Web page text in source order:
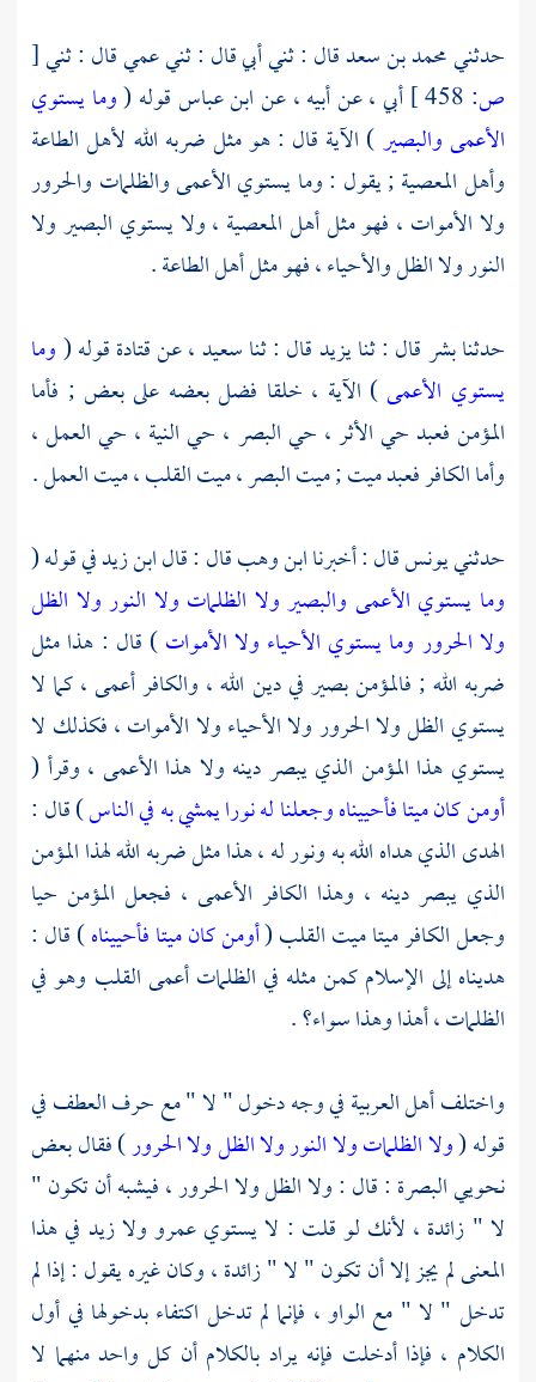
حدثنيمحمد بن سعدقال : ثني أبي قال : ثني عمي قال : ثني[
ص:
أبي ، عن أبيه ، عنابن عباسقوله (وما يستوي
الأعمى والبصير) الآية قال : هو مثل ضربه الله لأهل الطاعة
وأهل المعصية ; يقول : وما يستوي الأعمى والظلمات والحرور
ولا الأموات ، فهو مثل أهل المعصية ، ولا يستوي البصير ولا
النور ولا الظل والأحياء ، فهو مثل أهل الطاعة .
حدثنابشرقال : ثنايزيدقال : ثناسعيد ،عنقتادةقوله (وما
يستوي الأعمى) الآية ، خلقا فضل بعضه على بعض ; فأما
المؤمن فعبد حي الأثر ، حي البصر ، حي النية ، حي العمل ،
وأما الكافر فعبد ميت ; ميت البصر ، ميت القلب ، ميت العمل .
حدثنييونسقال : أخبرناابن وهبقال : قالابن زيدفي قوله (
وما يستوي الأعمى والبصير ولا الظلمات ولا النور ولا الظل
ولا الحرور وما يستوي الأحياء ولا الأموات) قال : هذا مثل
ضربه الله ; فالمؤمن بصير في دين الله ، والكافر أعمى ، كما لا
يستوي الظل ولا الحرور ولا الأحياء ولا الأموات ، فكذلك لا
يستوي هذا المؤمن الذي يبصر دينه ولا هذا الأعمى ، وقرأ (
أومن كان ميتا فأحييناه وجعلنا له نورا يمشي به في الناس) قال :
الهدى الذي هداه الله به ونور له ، هذا مثل ضربه الله لهذا المؤمن
الذي يبصر دينه ، وهذا الكافر الأعمى ، فجعل المؤمن حيا
وجعل الكافر ميتا ميت القلب (أومن كان ميتا فأحييناه) قال :
هديناه إلى الإسلام كمن مثله في الظلمات أعمى القلب وهو في
الظلمات ، أهذا وهذا سواء؟ .
واختلف أهل العربية في وجه دخول " لا " مع حرف العطف في
قوله (ولا الظلمات ولا النور ولا الظل ولا الحرور) فقال بعض
نحوييالبصرة : قال : ولا الظل ولا الحرور ، فيشبه أن تكون "
لا " زائدة ، لأنك لو قلت : لا يستوي عمرو ولا زيد في هذا
المعنى لم يجز إلا أن تكون " لا " زائدة ، وكان غيره يقول : إذا لم
تدخل " لا " مع الواو ، فإنما لم تدخل اكتفاء بدخولها في أول
الكلام ، فإذا أدخلت فإنه يراد بالكلام أن كل واحد منهما لا